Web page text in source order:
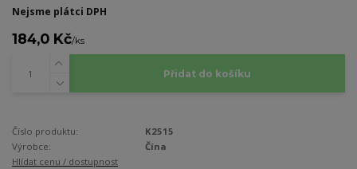
Nejsme plátci DPH
184,0 Kč/ks
Přidat do košíku
Číslo produktu:
K2515
Výrobce:
Čína
Hlídat cenu / dostupnost